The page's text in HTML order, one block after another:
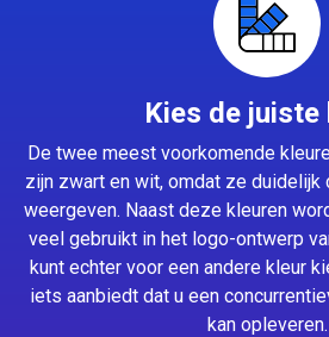
Kies de juiste
De twee meest voorkomende
zijn zwart en wit, omdat ze duidelijk
weergeven. Naast deze kleuren
veel gebruikt in het logo-ontwerp
kunt echter voor een andere kleur
iets aanbiedt dat u een
kan opleveren.